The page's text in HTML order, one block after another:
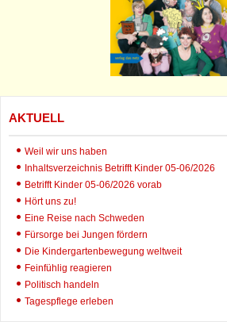
AKTUELL
Weil wir uns haben
Inhaltsverzeichnis Betrifft Kinder 05-06/2026
Betrifft Kinder 05-06/2026 vorab
Hört uns zu!
Eine Reise nach Schweden
Fürsorge bei Jungen fördern
Die Kindergartenbewegung weltweit
Feinfühlig reagieren
Politisch handeln
Tagespflege erleben